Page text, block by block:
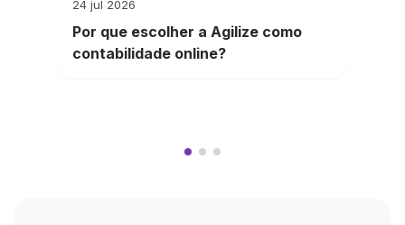
24 jul 2026
Por que escolher a Agilize como
contabilidade online?